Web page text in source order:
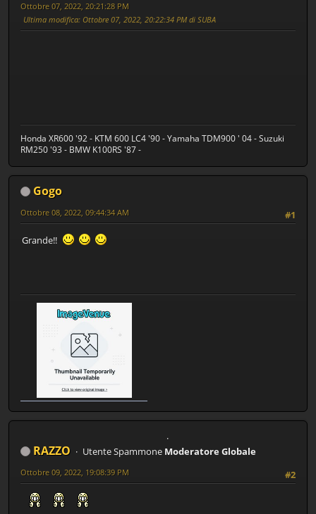
Ottobre 07, 2022, 20:21:28 PM
Ultima modifica: Ottobre 07, 2022, 20:22:34 PM di SUBA
Honda XR600 '92 - KTM 600 LC4 '90 - Yamaha TDM900 ' 04 - Suzuki
RM250 '93 - BMW K100RS '87 -
Gogo
#1
Ottobre 08, 2022, 09:44:34 AM
Grande!!
RAZZO Utente Spammone Moderatore Globale
#2
Ottobre 09, 2022, 19:08:39 PM